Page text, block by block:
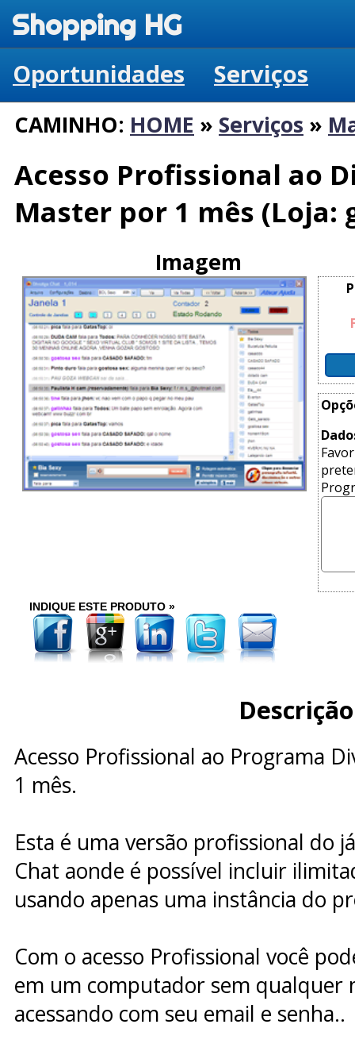
Shopping HG
Oportunidades Serviços
CAMINHO: HOME » Serviços »
Acesso Profissional ao
Master por 1 mês (Loja:
Imagem
INDIQUE ESTE PRODUTO »
Descrição
Acesso Profissional ao Programa
1 mês.
Esta é uma versão profissional do
Chat aonde é possível incluir
usando apenas uma instância do
Com o acesso Profissional você
em um computador sem qualquer
acessando com seu email e senha..